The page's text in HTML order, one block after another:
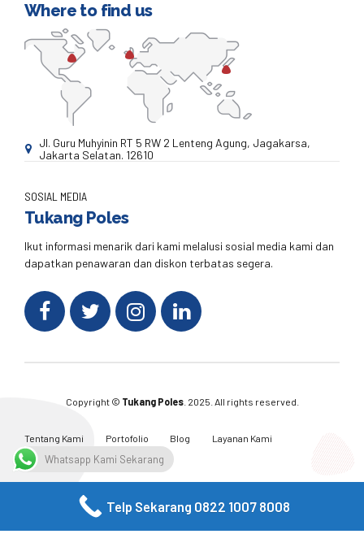
Where to find us
Jl. Guru Muhyinin RT 5 RW 2 Lenteng Agung, Jagakarsa,
Jakarta Selatan. 12610
SOSIAL MEDIA
Tukang Poles
Ikut informasi menarik dari kami melalusi sosial media kami dan
dapatkan penawaran dan diskon terbatas segera.
Copyright © Tukang Poles. 2025. All rights reserved.
Tentang Kami Portofolio Blog
Layanan Kami
Kontak Kami
Facebook Twitter Instagram Email
Whatsapp Kami Sekarang
Telp Sekarang 0822 1007 8008